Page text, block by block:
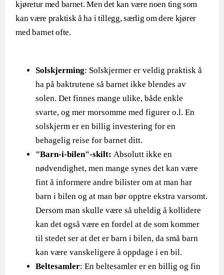
kjøretur med barnet. Men det kan være noen ting som
kan være praktisk å ha i tillegg, særlig om dere kjører
med barnet ofte.
Solskjerming: Solskjermer er veldig praktisk å
ha på baktrutene så barnet ikke blendes av
solen. Det finnes mange ulike, både enkle
svarte, og mer morsomme med figurer o.l. En
solskjerm er en billig investering for en
behagelig reise for barnet ditt.
"Barn-i-bilen"-skilt:Absolutt ikke en
nødvendighet, men mange synes det kan være
fint å informere andre bilister om at man har
barn i bilen og at man bør opptre ekstra varsomt.
Dersom man skulle være så uheldig å kollidere
kan det også være en fordel at de som kommer
til stedet ser at det er barn i bilen, da små barn
kan være vanskeligere å oppdage i en bil.
Beltesamler: En beltesamler er en billig og fin